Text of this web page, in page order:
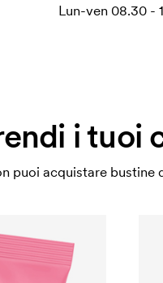
Lun-ven 08.30 -
i tuoi
puoi acquistare bustine